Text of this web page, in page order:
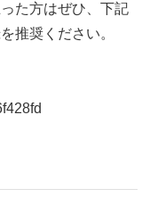
た方はぜひ、下記
推奨ください。